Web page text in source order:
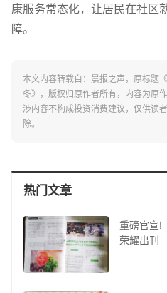
康服务常态化，让居民在社区
障。
本文内容转载自：晨报之声，原标题
冬》，版权归原作者所有，内容为原
涉内容不构成投资消费建议，仅供读
除。
热门文章
重磅官宣!
荣耀出刊